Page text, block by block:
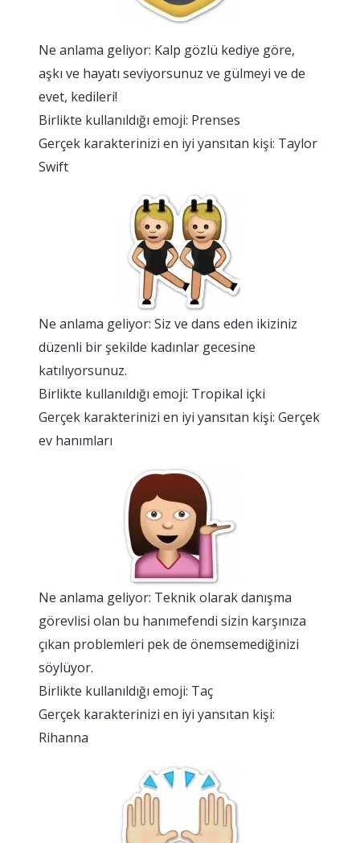
Ne anlama geliyor: Kalp gözlü kediye göre,
aşkı ve hayatı seviyorsunuz ve gülmeyi ve de
evet, kedileri!
Birlikte kullanıldığı emoji: Prenses
Gerçek karakterinizi en iyi yansıtan kişi: Taylor
Swift
Ne anlama geliyor: Siz ve dans eden ikiziniz
düzenli bir şekilde kadınlar gecesine
katılıyorsunuz.
Birlikte kullanıldığı emoji: Tropikal içki
Gerçek karakterinizi en iyi yansıtan kişi: Gerçek
ev hanımları
Ne anlama geliyor: Teknik olarak danışma
görevlisi olan bu hanımefendi sizin karşınıza
çıkan problemleri pek de önemsemediğinizi
söylüyor.
Birlikte kullanıldığı emoji: Taç
Gerçek karakterinizi en iyi yansıtan kişi:
Rihanna